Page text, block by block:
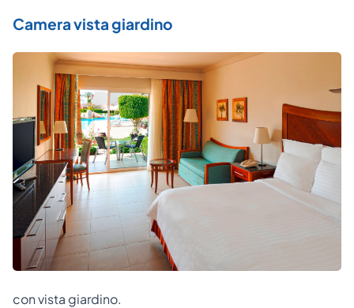
Camera vista giardino
con vista giardino.